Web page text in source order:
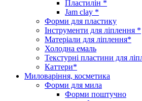
Пластилін *
Jam clay *
Форми для пластику
Інструменти для ліплення *
Матеріали для ліплення*
Холодна емаль
Текстурні пластини для
Каттери*
Миловаріння, косметика
Форми для мила
Форми поштучно